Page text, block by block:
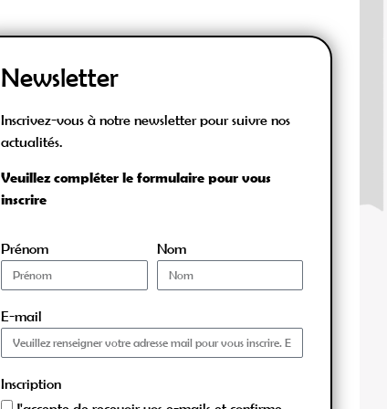
Newsletter
Inscrivez-vous à notre newsletter pour suivre nos
actualités.
Veuillez compléter le formulaire pour vous
inscrire
Prénom Nom
E-mail
Inscription